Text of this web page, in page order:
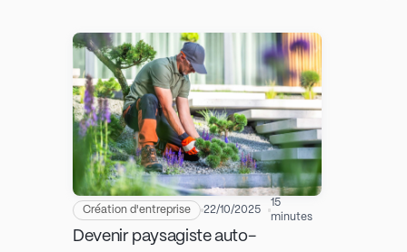
Création d'entreprise 22/10/2025
15
minutes
Devenir paysagiste auto-